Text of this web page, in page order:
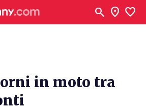
search location_on favorite
in moto tra